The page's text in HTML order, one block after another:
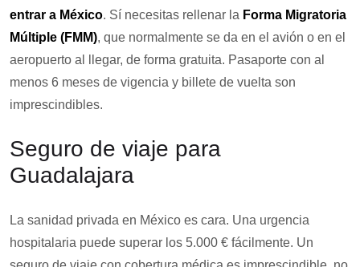
entrar a México. Sí necesitas rellenar la Forma Migratoria
Múltiple (FMM), que normalmente se da en el avión o en el
aeropuerto al llegar, de forma gratuita. Pasaporte con al
menos 6 meses de vigencia y billete de vuelta son
imprescindibles.
Seguro de viaje para
Guadalajara
La sanidad privada en México es cara. Una urgencia
hospitalaria puede superar los 5.000 € fácilmente. Un